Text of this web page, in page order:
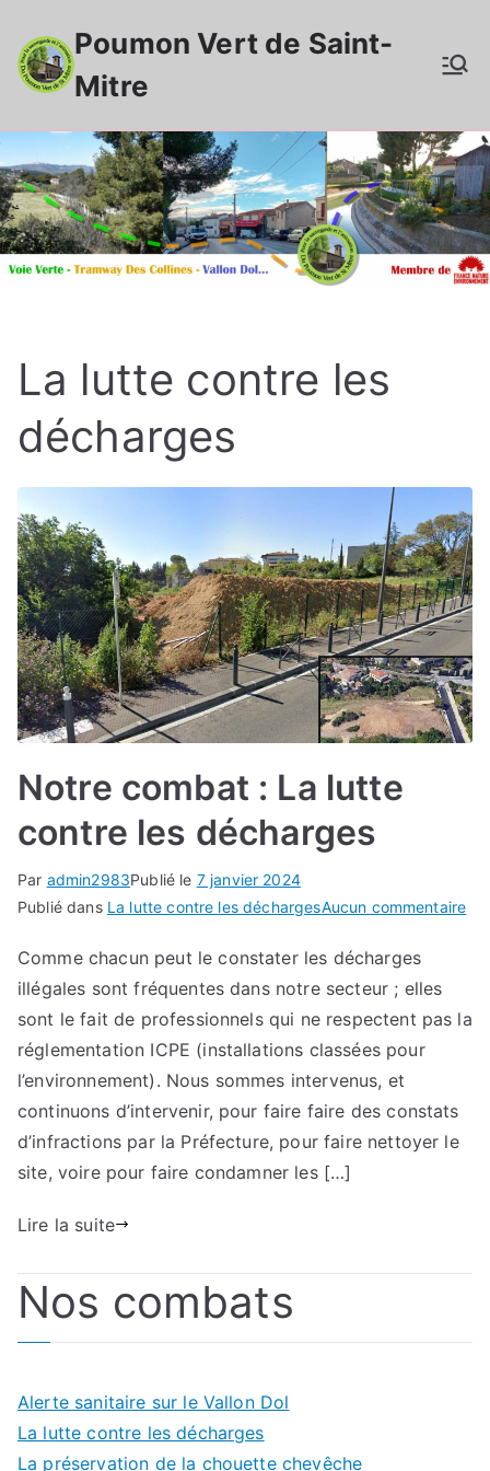
contenu
Poumon Vert de Saint-
Mitre
La lutte contre les
décharges
Notre combat : La lutte
contre les décharges
Par admin2983Publié le 7 janvier 2024
Publié dans La lutte contre les déchargesAucun commentairesur
La
Comme chacun peut le constater les décharges
illégales sont fréquentes dans notre secteur ; elles
sont le fait de professionnels qui ne respectent pas la
réglementation ICPE (installations classées pour
l’environnement). Nous sommes intervenus, et
continuons d’intervenir, pour faire faire des constats
d’infractions par la Préfecture, pour faire nettoyer le
site, voire pour faire condamner les […]
Lire la suite
Nos combats
Alerte sanitaire sur le Vallon Dol
La lutte contre les décharges
La préservation de la chouette chevêche